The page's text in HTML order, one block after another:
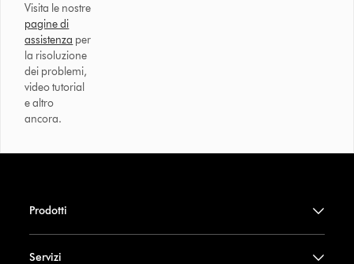
Visita le nostre
pagine di
assistenza per
la risoluzione
dei problemi,
video tutorial
e altro
ancora.
Prodotti
Servizi